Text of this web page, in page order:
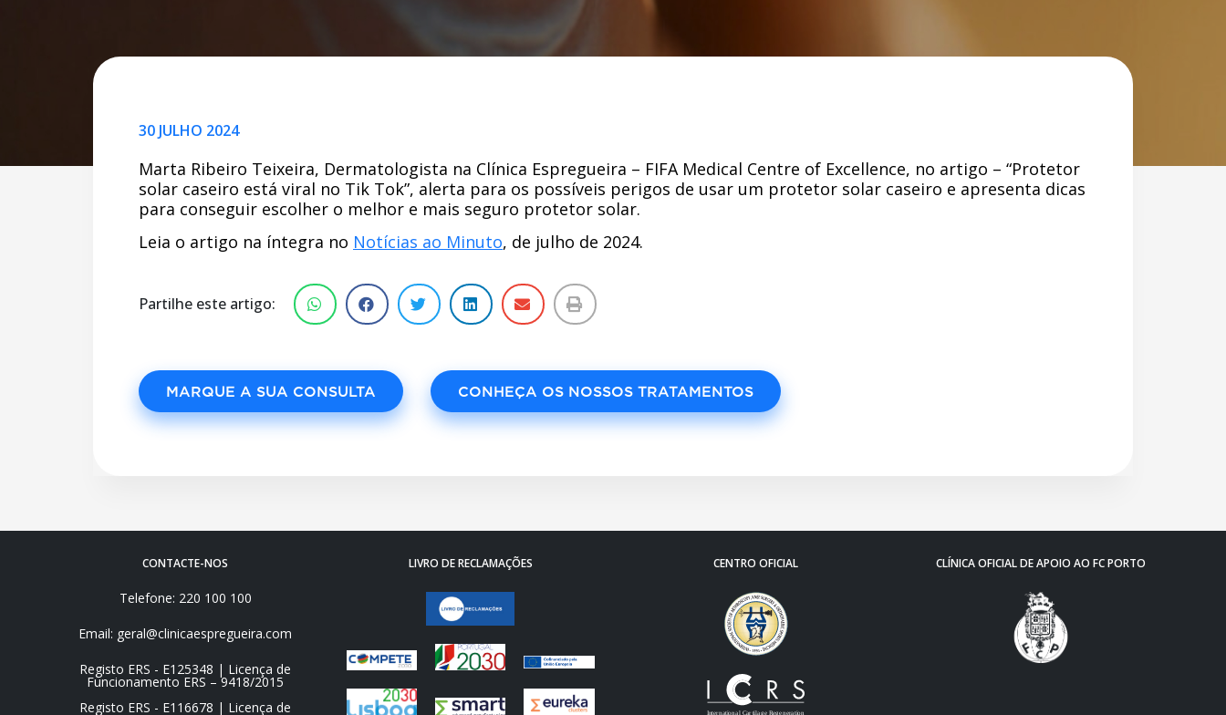
30 JULHO 2024
Marta Ribeiro Teixeira, Dermatologista na Clínica Espregueira – FIFA Medical Centre of Excellence, no artigo – “Protetor
solar caseiro está viral no Tik Tok”, alerta para os possíveis perigos de usar um protetor solar caseiro e apresenta dicas
para conseguir escolher o melhor e mais seguro protetor solar.
Leia o artigo na íntegra no Notícias ao Minuto, de julho de 2024.
Partilhe este artigo:
MARQUE A SUA CONSULTA CONHEÇA OS NOSSOS TRATAMENTOS
CONTACTE-NOS
Telefone: 220 100 100
Email: geral@clinicaespregueira.com
Registo ERS - E125348 | Licença de
Funcionamento ERS – 9418/2015
Registo ERS - E116678 | Licença de
LIVRO DE RECLAMAÇÕES CENTRO OFICIAL CLÍNICA OFICIAL DE APOIO AO FC PORTO